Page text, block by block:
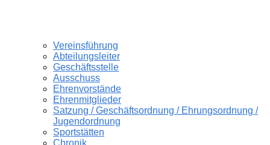
Vereinsführung
Abteilungsleiter
Geschäftsstelle
Ausschuss
Ehrenvorstände
Ehrenmitglieder
Satzung / Geschäftsordnung / Ehrungsordnung /
Jugendordnung
Sportstätten
Chronik